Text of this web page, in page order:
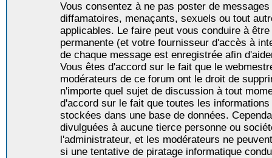
Vous consentez à ne pas poster de
diffamatoires, menaçants, sexuels ou tout
applicables. Le faire peut vous conduire à
permanente (et votre fournisseur d'accès à
de chaque message est enregistrée afin
Vous êtes d'accord sur le fait que le
modérateurs de ce forum ont le droit de
n'importe quel sujet de discussion à tout
d'accord sur le fait que toutes les
stockées dans une base de données.
divulguées à aucune tierce personne ou
l'administrateur, et les modérateurs ne
si une tentative de piratage informatique